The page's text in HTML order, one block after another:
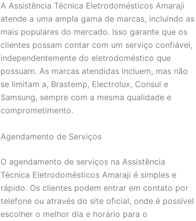
A Assistência Técnica Eletrodomésticos Amaraji
atende a uma ampla gama de marcas, incluindo as
mais populares do mercado. Isso garante que os
clientes possam contar com um serviço confiável,
independentemente do eletrodoméstico que
possuam. As marcas atendidas incluem, mas não
se limitam a, Brastemp, Electrolux, Consul e
Samsung, sempre com a mesma qualidade e
comprometimento.
Agendamento de Serviços
O agendamento de serviços na Assistência
Técnica Eletrodomésticos Amaraji é simples e
rápido. Os clientes podem entrar em contato por
telefone ou através do site oficial, onde é possível
escolher o melhor dia e horário para o